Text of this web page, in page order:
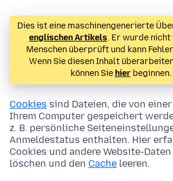
Dies ist eine maschinengenerierte
englischen Artikels. Er wurde nicht
Menschen überprüft und kann
Wenn Sie diesen Inhalt
können Sie hierbeginnen.
Cookies sind Dateien, die von
Ihrem Computer gespeichert
z. B. persönliche
Anmeldestatus enthalten. Hier
Cookies und andere Website-
löschen und den Cache leeren.